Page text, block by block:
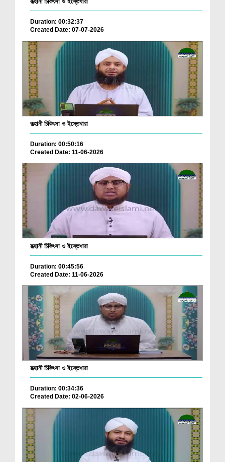
Duration: 00:32:37
Created Date: 07-07-2026
রূহানী চিকিৎসা ও ইস্তেখারা
Duration: 00:50:16
Created Date: 11-06-2026
রূহানী চিকিৎসা ও ইস্তেখারা
Duration: 00:45:56
Created Date: 11-06-2026
রূহানী চিকিৎসা ও ইস্তেখারা
Duration: 00:34:36
Created Date: 02-06-2026